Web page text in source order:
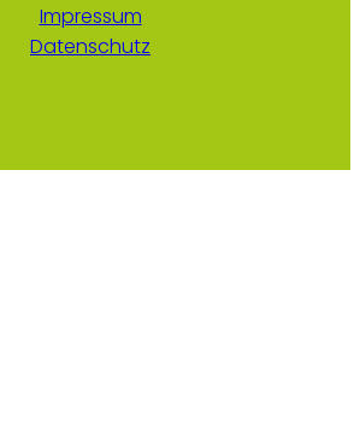
Impressum
Datenschutz